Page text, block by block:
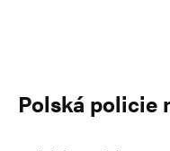
Polská policie